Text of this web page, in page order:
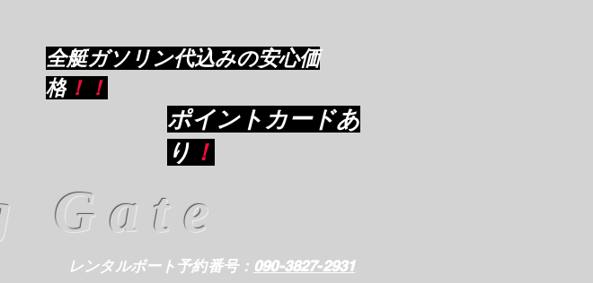
​全艇ガソリン代込みの安心価
格 ！！
ポイントカードあ
り ！
Gate
レンタルボート予約番号： 090-3827-2931